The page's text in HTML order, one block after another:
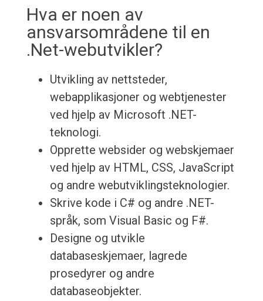
Hva er noen av
ansvarsområdene til en
.Net-webutvikler?
Utvikling av nettsteder,
webapplikasjoner og webtjenester
ved hjelp av Microsoft .NET-
teknologi.
Opprette websider og webskjemaer
ved hjelp av HTML, CSS, JavaScript
og andre webutviklingsteknologier.
Skrive kode i C# og andre .NET-
språk, som Visual Basic og F#.
Designe og utvikle
databaseskjemaer, lagrede
prosedyrer og andre
databaseobjekter.